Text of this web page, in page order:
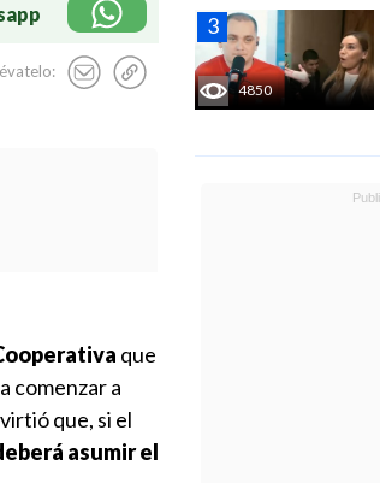
4850
que
comenzar a
que, si el
asumir el